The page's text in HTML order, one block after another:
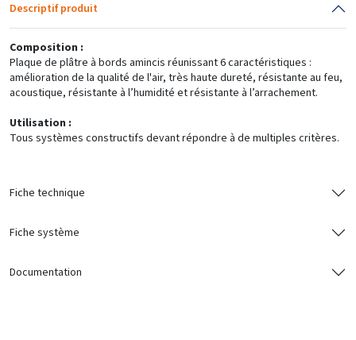
Descriptif produit
Composition :
Plaque de plâtre à bords amincis réunissant 6 caractéristiques :
amélioration de la qualité de l'air, très haute dureté, résistante au feu,
acoustique, résistante à l’humidité et résistante à l’arrachement.
Utilisation :
Tous systèmes constructifs devant répondre à de multiples critères.
Fiche technique
Fiche système
Documentation